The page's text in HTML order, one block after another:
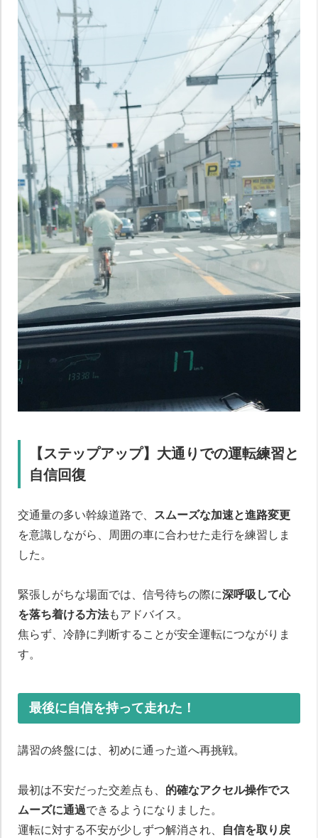
【ステップアップ】大通りでの運転練習と
自信回復
交通量の多い幹線道路で、
スムーズな加速と進路変更
を意識しながら、周囲の車に合わせた走行を練習しま
した。
緊張しがちな場面では、信号待ちの際に深呼吸して心
を落ち着ける方法もアドバイス。
焦らず、冷静に判断することが安全運転につながりま
す。
最後に自信を持って走れた！
講習の終盤には、初めに通った道へ再挑戦。
最初は不安だった交差点も、 的確なアクセル操作でス
ムーズに通過できるようになりました。
運転に対する不安が少しずつ解消され、
自信を取り戻